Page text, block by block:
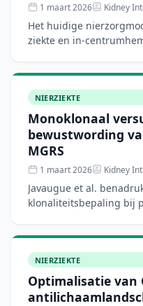
1 maart 2026 Kidney
Het huidige
ziekte en in-
erkenning
NIERZIEKTE
Monoklonaal
bewustwording
MGRS
1 maart 2026 Kidney
Javaugue et al.
klonaliteitsbepaling bij
subtype van
NIERZIEKTE
Optimalisatie van